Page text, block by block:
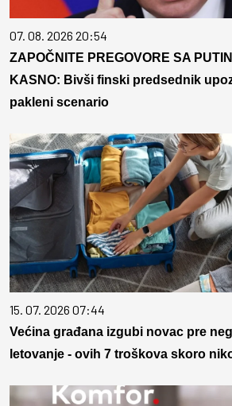
07. 08. 2026 20:54
ZAPOČNITE PREGOVORE SA
KASNO: Bivši finski predsednik
pakleni scenario
15. 07. 2026 07:44
Većina građana izgubi novac pre
letovanje - ovih 7 troškova skoro